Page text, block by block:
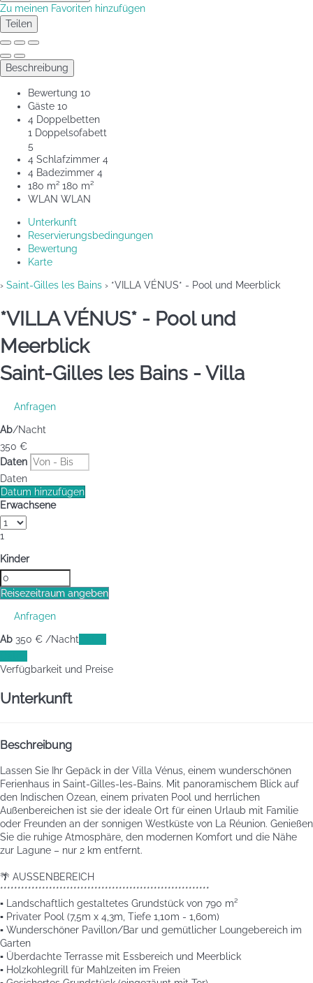
Zu meinen Favoriten hinzufügen
Teilen
Beschreibung
Bewertung 10
Gäste 10
4 Doppelbetten
1 Doppelsofabett
5
4 Schlafzimmer 4
4 Badezimmer 4
180 m² 180 m²
WLAN WLAN
Unterkunft
Reservierungsbedingungen
Bewertung
Karte
› Saint-Gilles les Bains › *VILLA VÉNUS* - Pool und Meerblick
*VILLA VÉNUS* - Pool und
Meerblick
Saint-Gilles les Bains -Villa
Anfragen
Ab/Nacht
350 €
Daten
Daten
Datum hinzufügen
Erwachsene
1
Kinder
Reisezeitraum angeben
Anfragen
Ab 350 € /Nacht
Verfügbarkeit und Preise
Unterkunft
Beschreibung
Lassen Sie Ihr Gepäck in der Villa Vénus, einem wunderschönen
Ferienhaus in Saint-Gilles-les-Bains. Mit panoramischem Blick auf
den Indischen Ozean, einem privaten Pool und herrlichen
Außenbereichen ist sie der ideale Ort für einen Urlaub mit Familie
oder Freunden an der sonnigen Westküste von La Réunion. Genießen
Sie die ruhige Atmosphäre, den modernen Komfort und die Nähe
zur Lagune – nur 2 km entfernt.
🌴 AUSSENBEREICH
************************************************************
▪️ Landschaftlich gestaltetes Grundstück von 790 m²
▪️ Privater Pool (7,5m x 4,3m, Tiefe 1,10m - 1,60m)
▪️ Wunderschöner Pavillon/Bar und gemütlicher Loungebereich im
Garten
▪️ Überdachte Terrasse mit Essbereich und Meerblick
▪️ Holzkohlegrill für Mahlzeiten im Freien